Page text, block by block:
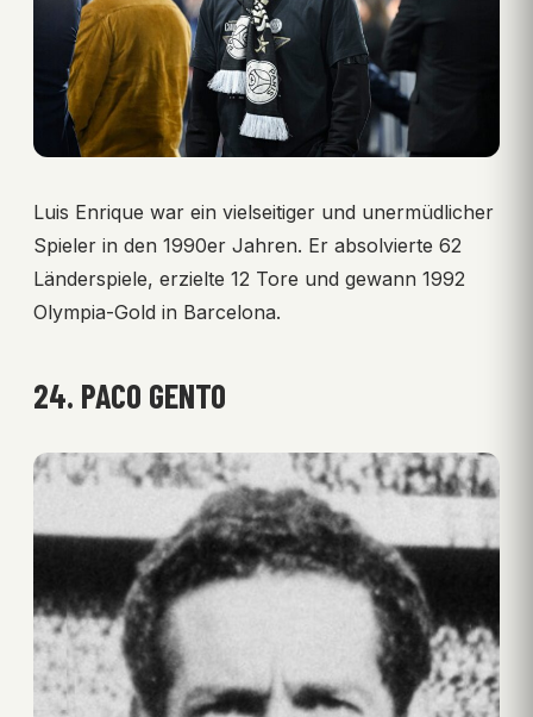
Luis Enrique war ein vielseitiger und unermüdlicher
Spieler in den 1990er Jahren. Er absolvierte 62
Länderspiele, erzielte 12 Tore und gewann 1992
Olympia-Gold in Barcelona.
24. PACO GENTO